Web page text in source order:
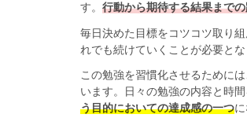
す。 行動から期待する結果まで
毎日決めた目標をコツコツ取り
れでも続けていくことが必要とな
この勉強を習慣化させるために
います。日々の勉強の内容と時
う目的においての達成感の一つ